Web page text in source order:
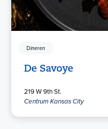
Dineren
De Savoye
219 W 9th St.
Centrum Kansas City